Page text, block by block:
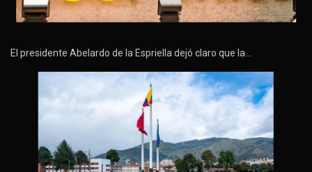
El presidente Abelardo de la Espriella dejó claro que la…